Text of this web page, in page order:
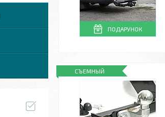
ПОДАРУНОК
СЪЕМНЫЙ